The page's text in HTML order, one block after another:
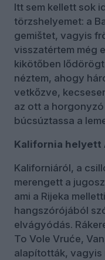
Itt sem kellett sok
törzshelyemet: a
gemištet, vagyis
visszatértem még
kikötőben
néztem, ahogy
vetkőzve,
az ott a
búcsúztassa a
Kalifornia helyett
Kaliforniáról, a
merengett a
ami a Rijeka
hangszórójából
elvágyódás.
To Vole Vruće,
alapították, vagyis